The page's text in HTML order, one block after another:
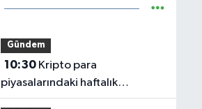
Gündem
10:30Kripto para
piyasalarındaki haftalık
gelişmeler!